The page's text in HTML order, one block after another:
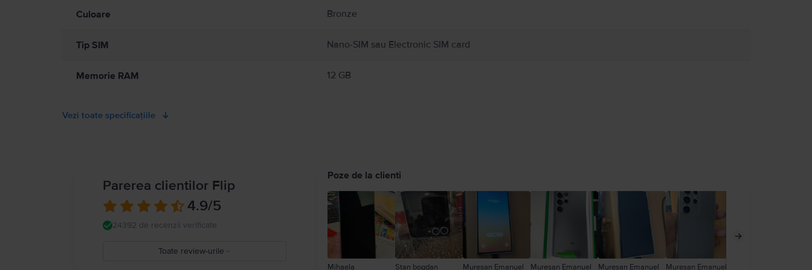
Culoare Bronze
Tip SIM Nano-SIM sau Electronic SIM card
Memorie RAM 12 GB
Vezi toate specificațiile
Parerea clientilor Flip
4.9/5
24392 de recenzii verificate
Toate review-urile
Poze de la clienti
Mihaela Stan bogdan Muresan Emanuel Muresan Emanuel Muresan Emanuel Muresan Emanuel